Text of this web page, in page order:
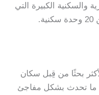
والسكنية الكبيرة التي
بحثًا من قِبل سكان
ما تحدث بشكل مفاجئ